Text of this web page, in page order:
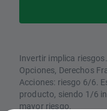
Invertir implica
Opciones, Derechos
Acciones: riesgo 6/6.
producto, siendo 1/6
mayor riesgo.